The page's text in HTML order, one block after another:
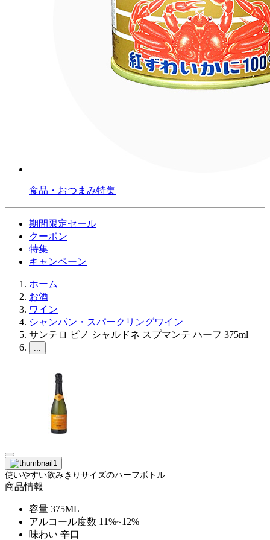
食品・おつまみ特集
期間限定セール
クーポン
特集
キャンペーン
ホーム
お酒
ワイン
シャンパン・スパークリングワイン
サンテロ ピノ シャルドネ スプマンテ ハーフ 375ml
...
使いやすい飲みきりサイズのハーフボトル
商品情報
容量 375ML
アルコール度数 11%~12%
味わい 辛口